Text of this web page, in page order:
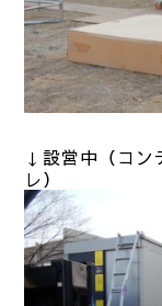
↓設営中（コン
レ）